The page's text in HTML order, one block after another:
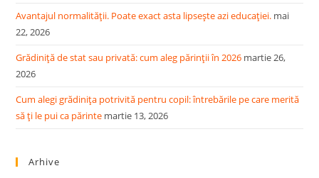
Avantajul normalității. Poate exact asta lipsește azi educației. mai
22, 2026
Grădiniță de stat sau privată: cum aleg părinții în 2026 martie 26,
2026
Cum alegi grădinița potrivită pentru copil: întrebările pe care merită
să ți le pui ca părinte martie 13, 2026
Arhive